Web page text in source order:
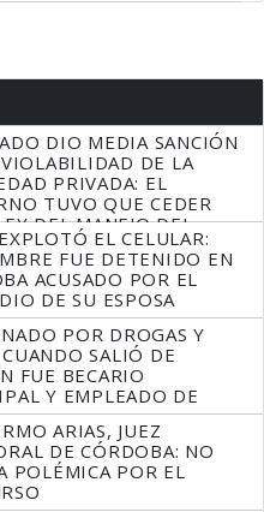
DIO MEDIA SANCIÓN
DE LA
PRIVADA: EL
TUVO QUE CEDER
DEL MANEJO DEL
EL CELULAR:
FUE DETENIDO EN
ACUSADO POR EL
DE SU ESPOSA
POR DROGAS Y
SALIÓ DE
FUE BECARIO
Y EMPLEADO DE
ARIAS, JUEZ
DE CÓRDOBA: NO
POLÉMICA POR EL